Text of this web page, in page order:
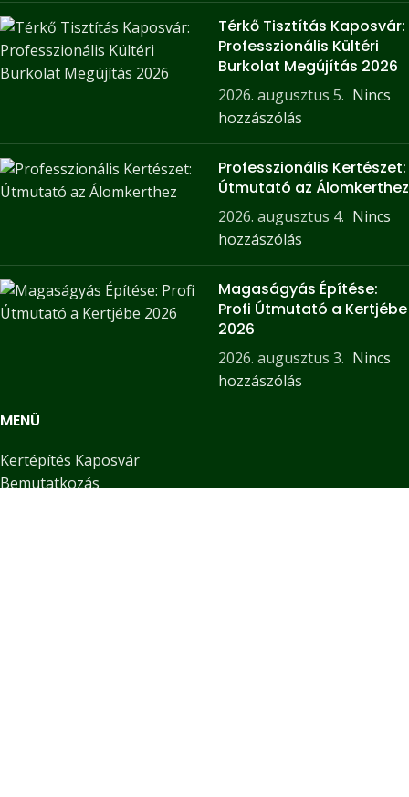
Térkő Tisztítás Kaposvár:
Professzionális Kültéri
Burkolat Megújítás 2026
2026. augusztus 5. Nincs
hozzászólás
Professzionális Kertészet:
Útmutató az Álomkerthez
2026. augusztus 4. Nincs
hozzászólás
Magaságyás Építése:
Profi Útmutató a Kertjébe
2026
2026. augusztus 3. Nincs
hozzászólás
MENÜ
Kertépítés Kaposvár
Bemutatkozás